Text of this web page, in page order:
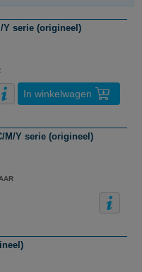
Y serie (origineel)
In winkelwagen
M/Y serie (origineel)